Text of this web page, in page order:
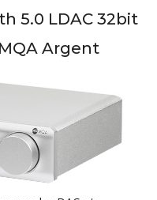
5.0 LDAC 32bit
Argent